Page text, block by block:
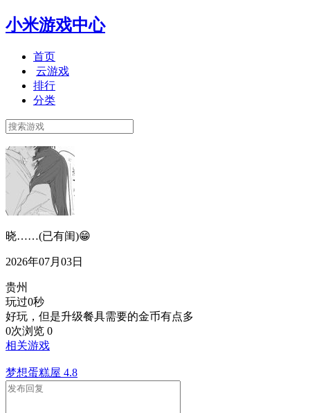
小米游戏中心
首页
云游戏
排行
分类
晓……(已有闺)😁
2026年07月03日
贵州
玩过0秒
好玩，但是升级餐具需要的金币有点多
0次浏览 0
相关游戏
梦想蛋糕屋 4.8